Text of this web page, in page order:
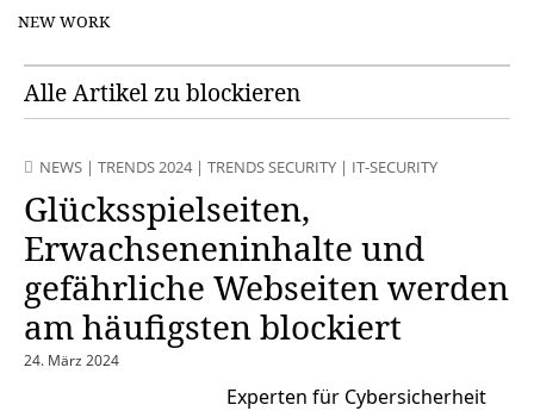
NEW WORK
Alle Artikel zu blockieren
NEWS | TRENDS 2024| TRENDS SECURITY | IT-SECURITY
Glücksspielseiten,
Erwachseneninhalte und
gefährliche Webseiten werden
am häufigsten blockiert
24. März 2024
Experten für Cybersicherheit